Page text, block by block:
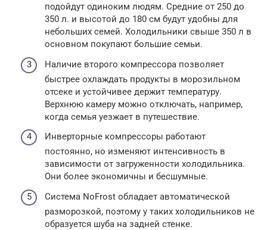
подойдут одиноким людям. Средние от 250 до
350 л. и высотой до 180 см будут удобны для
небольших семей. Холодильники свыше 350 л в
основном покупают большие семьи.
Наличие второго компрессора позволяет
быстрее охлаждать продукты в морозильном
отсеке и устойчивее держит температуру.
Верхнюю камеру можно отключать, например,
когда семья уезжает в путешествие.
Инверторные компрессоры работают
постоянно, но изменяют интенсивность в
зависимости от загруженности холодильника.
Они более экономичны и бесшумные.
Система NoFrost обладает автоматической
разморозкой, поэтому у таких холодильников не
образуется шуба на задней стенке.